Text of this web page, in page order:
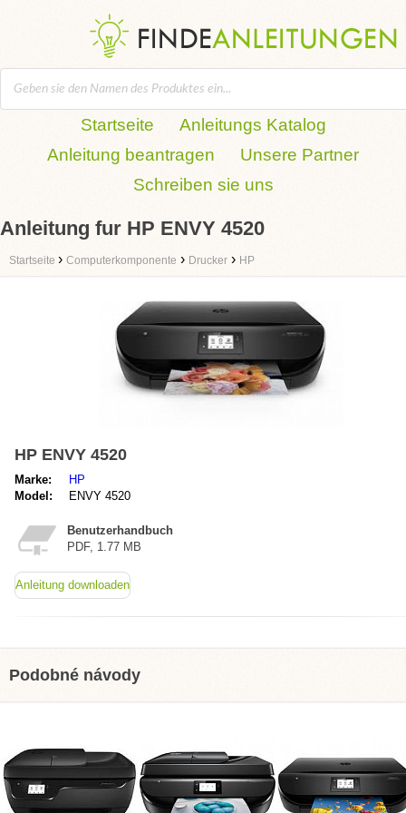
Startseite
Anleitungs Katalog
Anleitung beantragen
Unsere Partner
Schreiben sie uns
Anleitung fur HP ENVY 4520
Startseite › Computerkomponente › Drucker › HP
HP ENVY 4520
Marke:
HP
Model:
ENVY 4520
Benutzerhandbuch
PDF, 1.77 MB
Anleitung downloaden
Podobné návody